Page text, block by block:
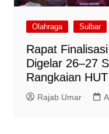
Olahraga Sulbar
Rapat
Digelar 26–27
Rangkaian
Rajab Umar